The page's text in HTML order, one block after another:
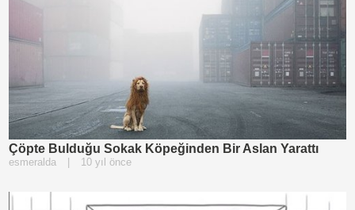
Çöpte Bulduğu Sokak Köpeğinden Bir Aslan Yarattı
esmeralda 10 yıl önce